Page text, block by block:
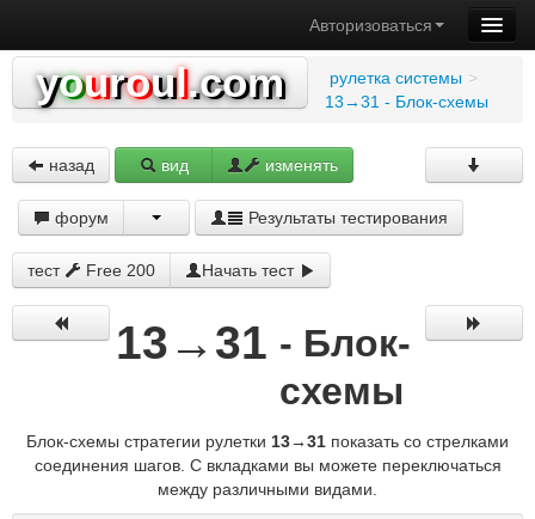
Авторизоваться
youroul.com рулетка системы >
13→31 - Блок-схемы
назад вид изменять
форум Результаты тестирования
тест Free 200 Начать тест
13→31 - Блок-
схемы
Блок-схемы стратегии рулетки 13→31 показать со стрелками
соединения шагов. С вкладками вы можете переключаться
между различными видами.